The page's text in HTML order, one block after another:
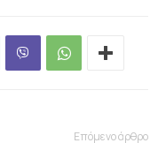
Επόμενο άρθρο